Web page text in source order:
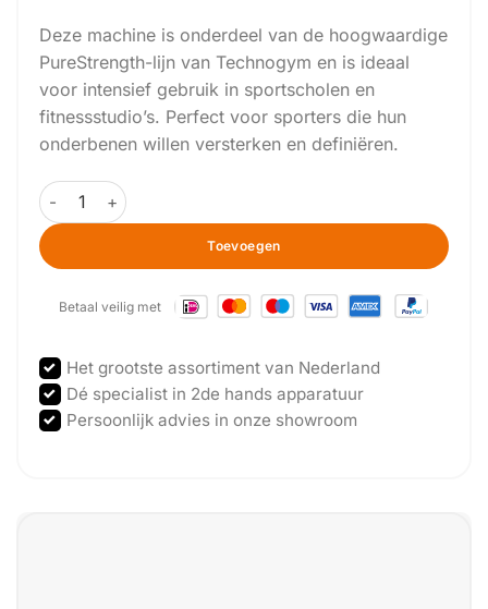
Deze machine is onderdeel van de hoogwaardige
PureStrength-lijn van Technogym en is ideaal
voor intensief gebruik in sportscholen en
fitnessstudio’s. Perfect voor sporters die hun
onderbenen willen versterken en definiëren.
Technogym - Pure strength - Calf press aantal
Toevoegen
Betaal veilig met
Het grootste assortiment van Nederland
Dé specialist in 2de hands apparatuur
Persoonlijk advies in onze showroom